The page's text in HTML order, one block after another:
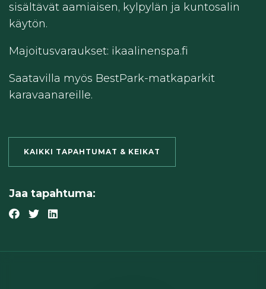
sisältävät aamiaisen, kylpylän ja kuntosalin
käytön.
Majoitusvaraukset: ikaalinenspa.fi
Saatavilla myös BestPark-matkaparkit
karavaanareille.
KAIKKI TAPAHTUMAT & KEIKAT
Jaa tapahtuma: